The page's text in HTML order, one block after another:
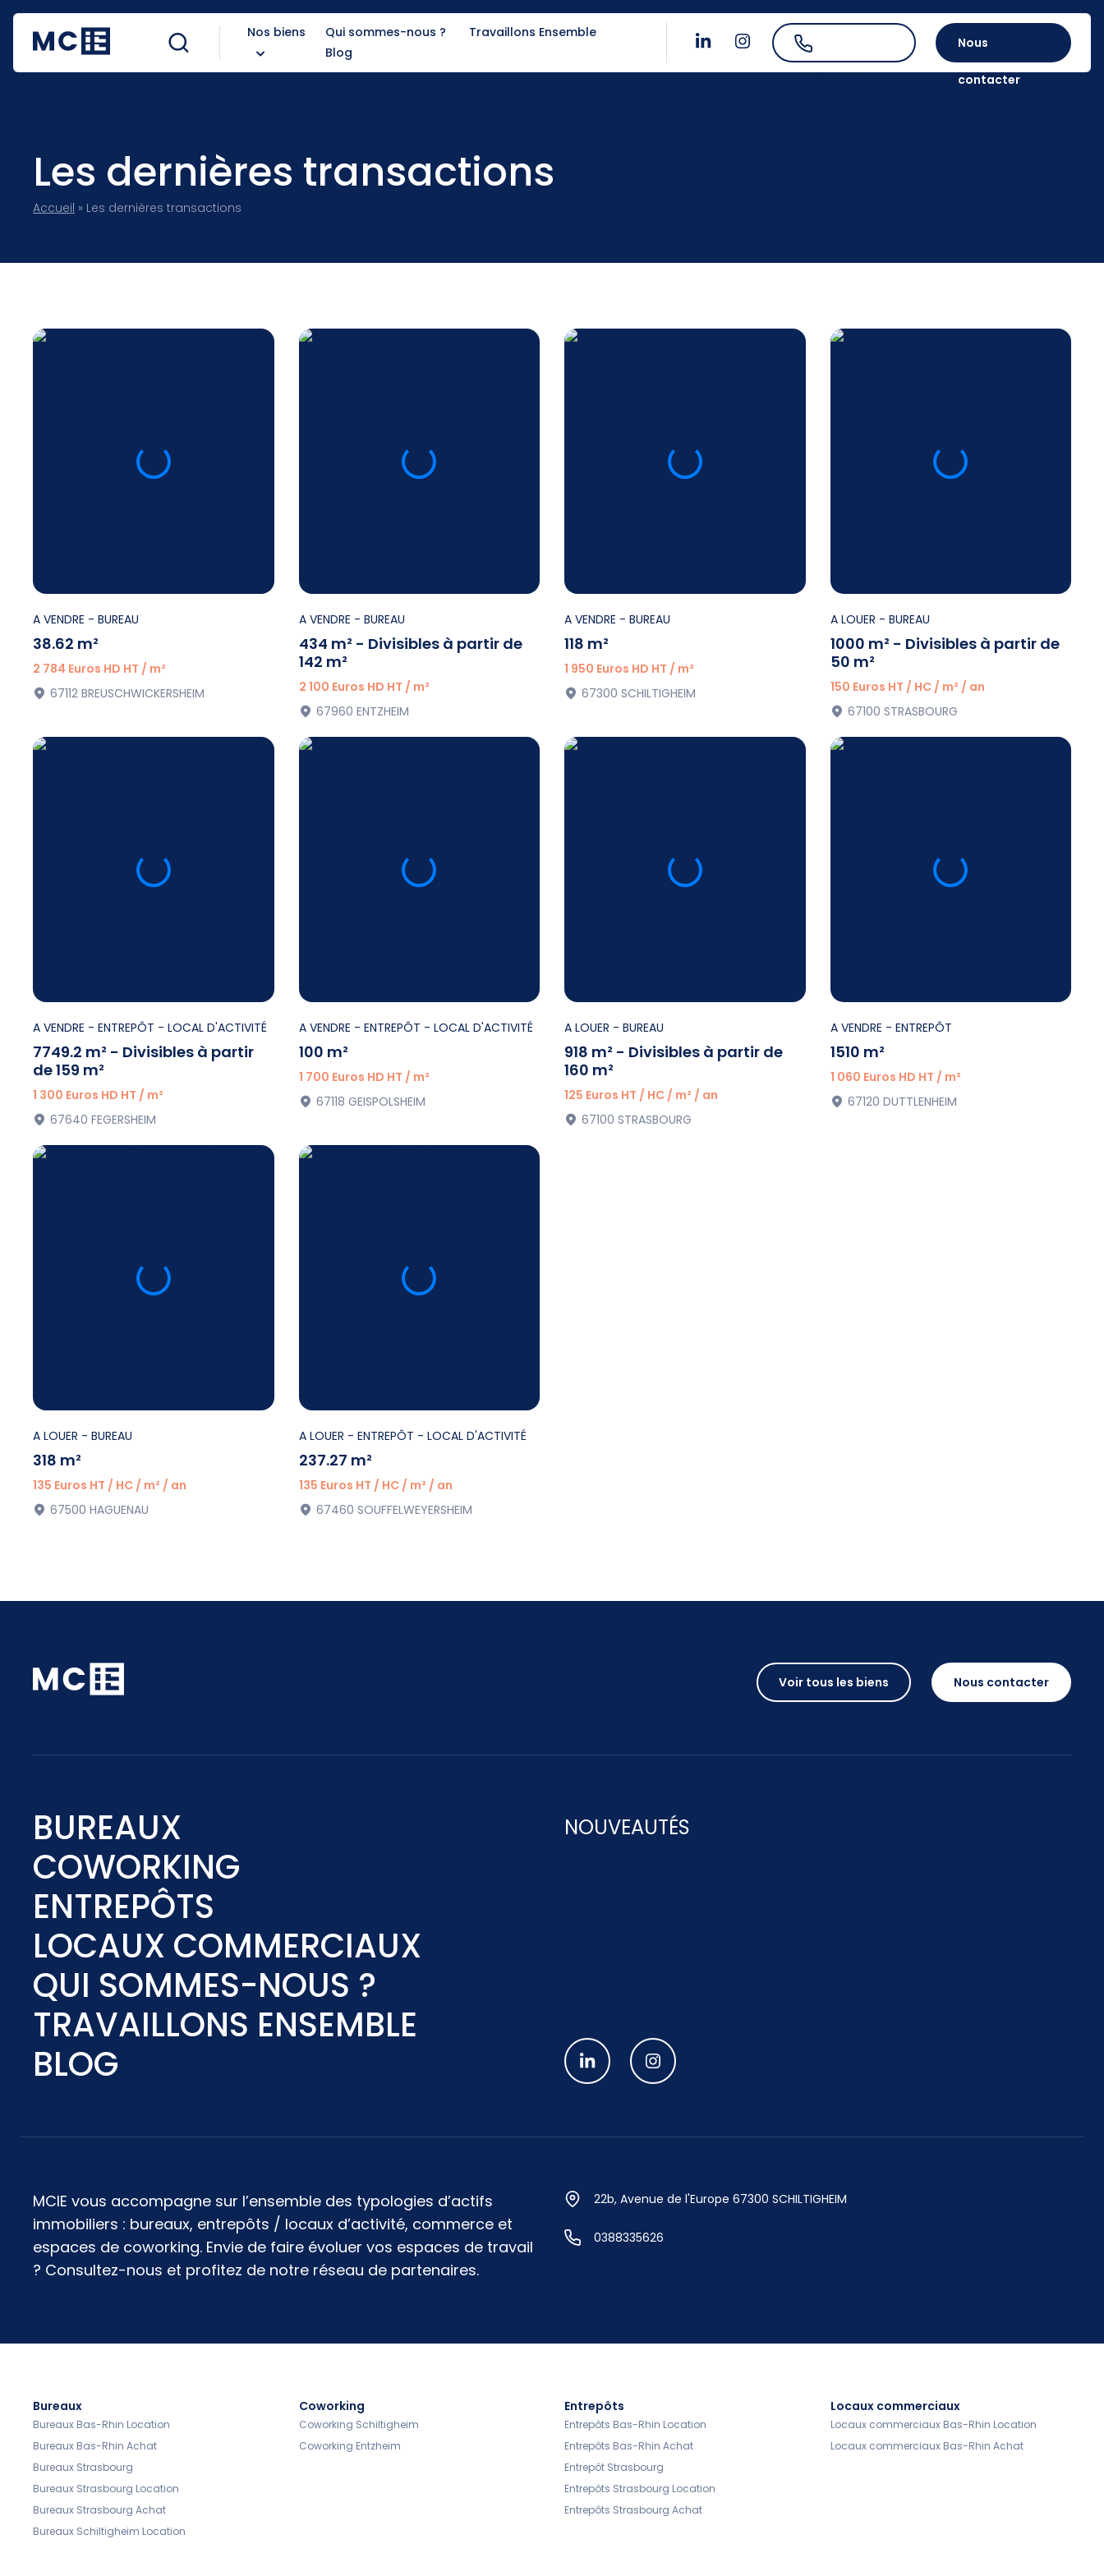
Nos biens Qui sommes-nous ?
Travaillons Ensemble
Blog
Nous
contacter
Les dernières transactions
Accueil » Les dernières transactions
A VENDRE - BUREAU
38.62 m²
2 784 Euros HD HT / m²
67112 BREUSCHWICKERSHEIM
A VENDRE - BUREAU
434 m² - Divisibles à partir de
142 m²
2 100 Euros HD HT / m²
67960 ENTZHEIM
A VENDRE - BUREAU
118 m²
1 950 Euros HD HT / m²
67300 SCHILTIGHEIM
A LOUER - BUREAU
1000 m² - Divisibles à partir de
50 m²
150 Euros HT / HC / m² / an
67100 STRASBOURG
A VENDRE - ENTREPÔT - LOCAL D'ACTIVITÉ
7749.2 m² - Divisibles à partir
de 159 m²
1 300 Euros HD HT / m²
67640 FEGERSHEIM
A VENDRE - ENTREPÔT - LOCAL D'ACTIVITÉ
100 m²
1 700 Euros HD HT / m²
67118 GEISPOLSHEIM
A LOUER - BUREAU
918 m² - Divisibles à partir de
160 m²
125 Euros HT / HC / m² / an
67100 STRASBOURG
A VENDRE - ENTREPÔT
1510 m²
1 060 Euros HD HT / m²
67120 DUTTLENHEIM
A LOUER - BUREAU
318 m²
135 Euros HT / HC / m² / an
67500 HAGUENAU
A LOUER - ENTREPÔT - LOCAL D'ACTIVITÉ
237.27 m²
135 Euros HT / HC / m² / an
67460 SOUFFELWEYERSHEIM
Voir tous les biens Nous contacter
BUREAUX
COWORKING
ENTREPÔTS
LOCAUX COMMERCIAUX
QUI SOMMES-NOUS ?
TRAVAILLONS ENSEMBLE
BLOG
NOUVEAUTÉS
MCIE vous accompagne sur l’ensemble des typologies d’actifs
immobiliers : bureaux, entrepôts / locaux d’activité, commerce et
espaces de coworking. Envie de faire évoluer vos espaces de travail
? Consultez-nous et profitez de notre réseau de partenaires.
22b, Avenue de l'Europe 67300 SCHILTIGHEIM
0388335626
Bureaux
Bureaux Bas-Rhin Location
Bureaux Bas-Rhin Achat
Bureaux Strasbourg
Bureaux Strasbourg Location
Bureaux Strasbourg Achat
Bureaux Schiltigheim Location
Coworking
Coworking Schiltigheim
Coworking Entzheim
Entrepôts
Entrepôts Bas-Rhin Location
Entrepôts Bas-Rhin Achat
Entrepôt Strasbourg
Entrepôts Strasbourg Location
Entrepôts Strasbourg Achat
Locaux commerciaux
Locaux commerciaux Bas-Rhin Location
Locaux commerciaux Bas-Rhin Achat